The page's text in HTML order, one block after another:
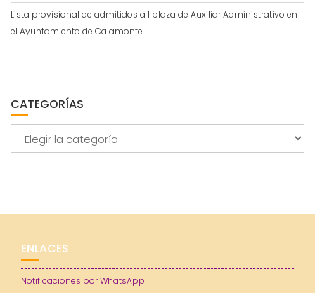
Lista provisional de admitidos a 1 plaza de Auxiliar Administrativo en
el Ayuntamiento de Calamonte
CATEGORÍAS
ENLACES
Notificaciones por WhatsApp